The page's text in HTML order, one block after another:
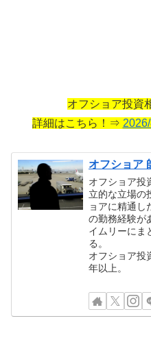
オフショア投資
詳細はこちら！⇒
オフショア
オフショア投
立的な立場の
ョアに精通し
の勤務経験が
イムリーにま
る。
オフショア投
年以上。